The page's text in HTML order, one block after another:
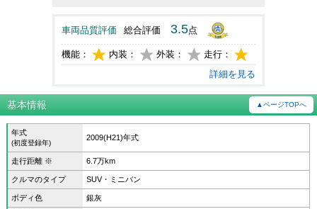
車両品質評価 総合評価 3.5点
機能： 内装： 外装：
走行：
詳細を見る
基本情報 ▲ページTOPへ
年式
(初度登録年)
2009(H21)年式
走行距離 ※ 6.7万km
クルマのタイプ SUV・ミニバン
ボディ色 銀灰